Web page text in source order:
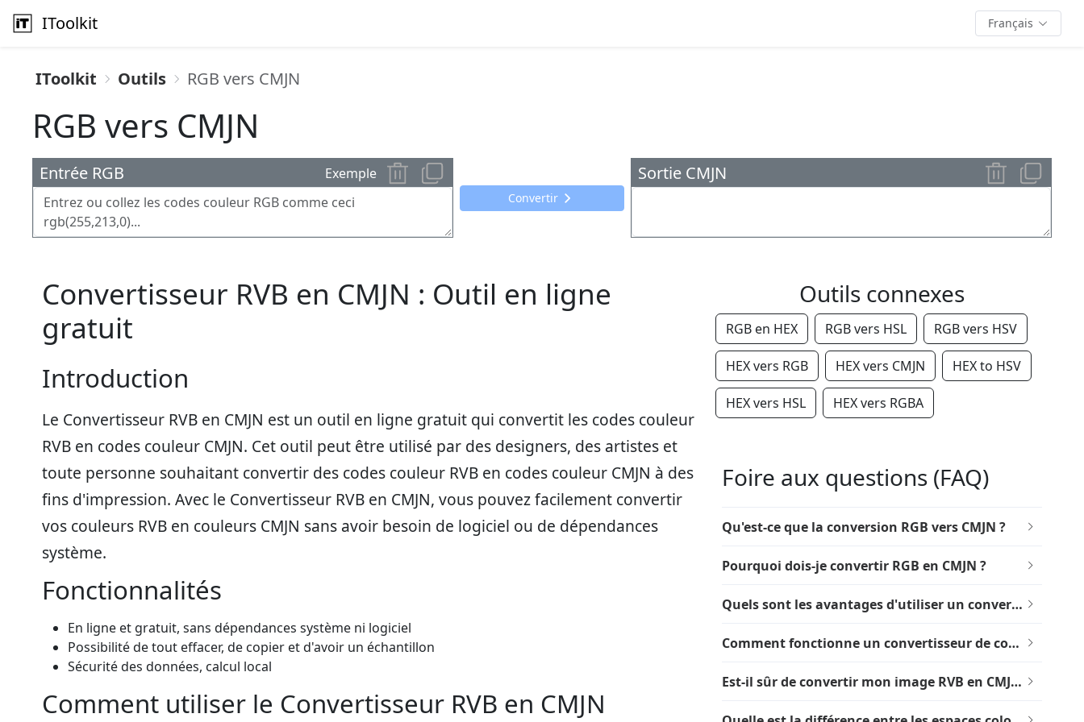
IToolkit Français
IToolkit Outils RGB vers CMJN
RGB vers CMJN
Entrée RGB Exemple
Convertir
Sortie CMJN
Convertisseur RVB en CMJN : Outil en ligne
gratuit
Introduction
Le Convertisseur RVB en CMJN est un outil en ligne gratuit qui convertit les codes couleur
RVB en codes couleur CMJN. Cet outil peut être utilisé par des designers, des artistes et
toute personne souhaitant convertir des codes couleur RVB en codes couleur CMJN à des
fins d'impression. Avec le Convertisseur RVB en CMJN, vous pouvez facilement convertir
vos couleurs RVB en couleurs CMJN sans avoir besoin de logiciel ou de dépendances
système.
Fonctionnalités
En ligne et gratuit, sans dépendances système ni logiciel
Possibilité de tout effacer, de copier et d'avoir un échantillon
Sécurité des données, calcul local
Comment utiliser le Convertisseur RVB en CMJN
Outils connexes
RGB en HEX RGB vers HSL RGB vers HSV
HEX vers RGB HEX vers CMJN HEX to HSV
HEX vers HSL HEX vers RGBA
Foire aux questions (FAQ)
Qu'est-ce que la conversion RGB vers CMJN ?
Pourquoi dois-je convertir RGB en CMJN ?
Quels sont les avantages d'utiliser un convertisseur en ligne de RVB vers CMJN ?
Comment fonctionne un convertisseur de codes couleur RVB vers CMJN ?
Est-il sûr de convertir mon image RVB en CMJN en ligne ?